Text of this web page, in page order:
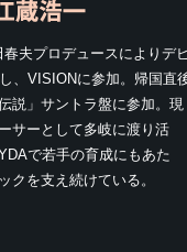
夫プロデュースによりデ
、VISIONに参加。帰国直
説」サントラ盤に参加。現
サーとして多岐に渡り活
で若手の育成にもあた
クを支え続けている。